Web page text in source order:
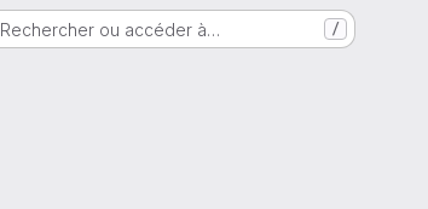
Rechercher ou accéder à… /